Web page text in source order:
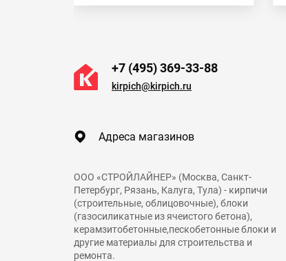
+7 (495) 369-33-88
kirpich@kirpich.ru
Адреса магазинов
ООО «СТРОЙЛАЙНЕР» (Москва, Санкт-
Петербург, Рязань, Калуга, Тула) - кирпичи
(строительные, облицовочные), блоки
(газосиликатные из ячеистого бетона),
керамзитобетонные,пескобетонные блоки и
другие материалы для строительства и
ремонта.